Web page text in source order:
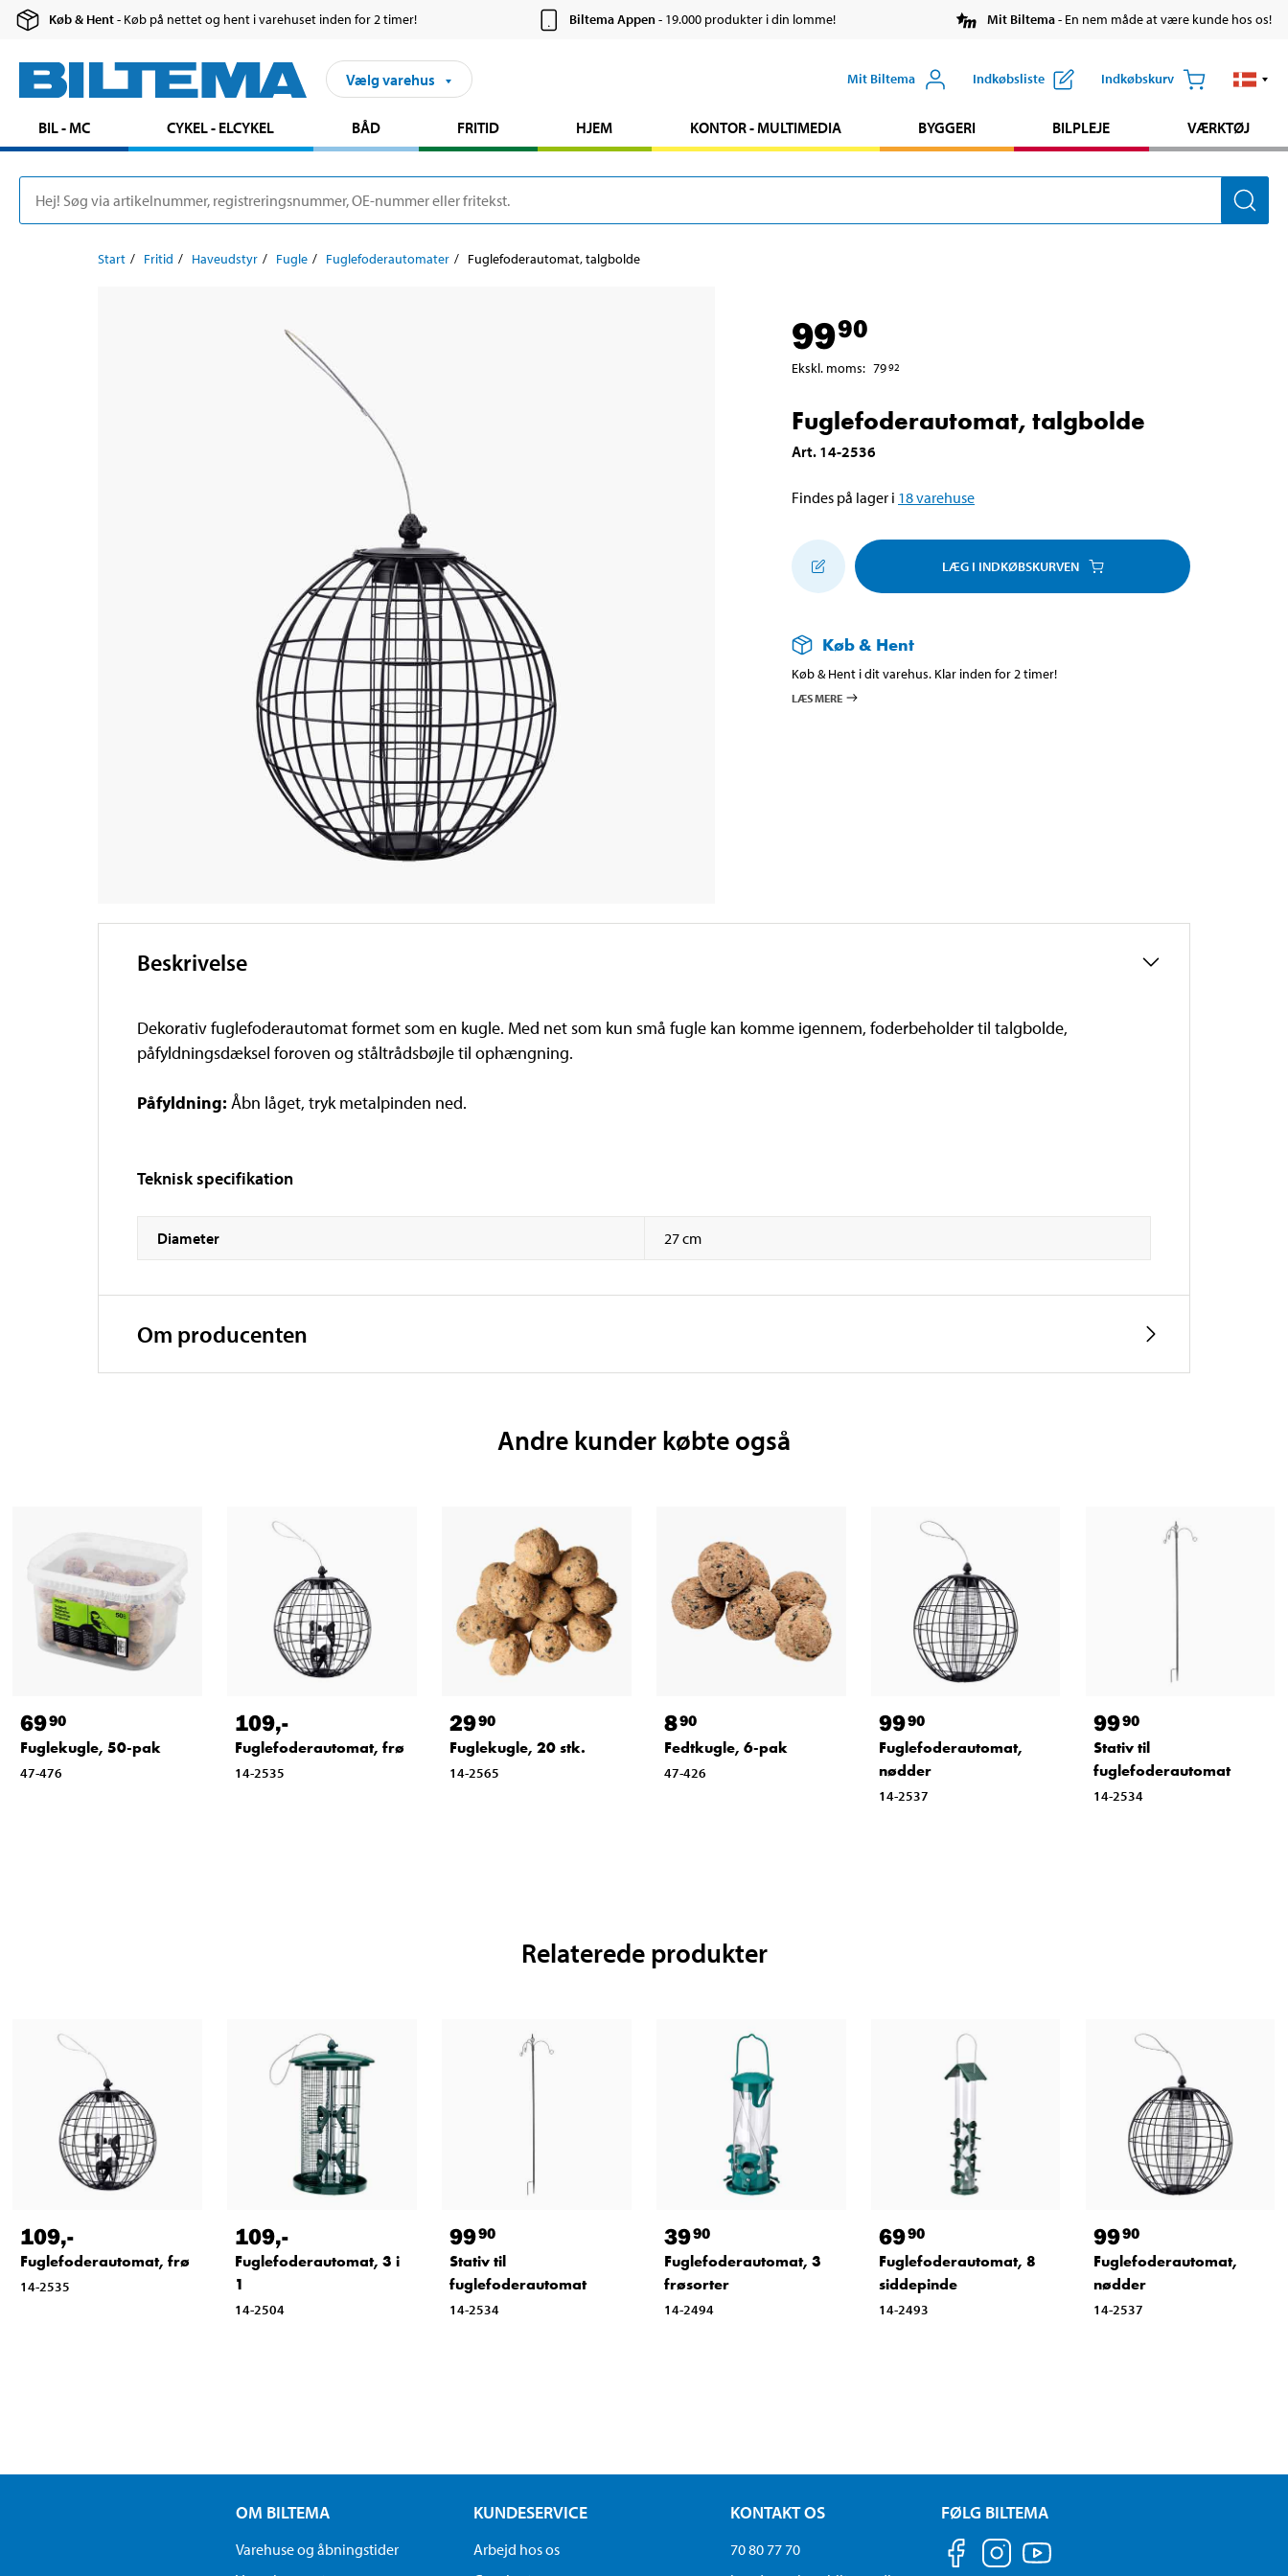
Køb & Hent- Køb på nettet og hent i varehuset inden for 2 timer! Biltema Appen- 19.000 produkter i din lomme! Mit Biltema- En nem måde at være kunde hos os!
Vælg varehus Mit Biltema Indkøbsliste Indkøbskurv
BIL - MC CYKEL - ELCYKEL BÅD FRITID HJEM KONTOR - MULTIMEDIA BYGGERI BILPLEJE VÆRKTØJ
Start Fritid Haveudstyr Fugle Fuglefoderautomater Fuglefoderautomat, talgbolde
9990
Ekskl. moms: 7992
Fuglefoderautomat, talgbolde
Art. 14-2536
Findes på lager i 18varehuse
LÆG I INDKØBSKURVEN
Køb & Hent
Køb & Hent i dit varehus. Klar inden for 2 timer!
LÆS MERE
Beskrivelse
Dekorativ fuglefoderautomat formet som en kugle. Med net som kun små fugle kan komme igennem, foderbeholder til talgbolde,
påfyldningsdæksel foroven og ståltrådsbøjle til ophængning.
Påfyldning: Åbn låget, tryk metalpinden ned.
Teknisk specifikation
Diameter 27 cm
Om producenten
Andre kunder købte også
6990
Fuglekugle, 50-pak
47-476
109,-
Fuglefoderautomat, frø
14-2535
2990
Fuglekugle, 20 stk.
14-2565
890
Fedtkugle, 6-pak
47-426
9990
Fuglefoderautomat,
nødder
14-2537
9990
Stativ til
fuglefoderautomat
14-2534
Relaterede produkter
109,-
Fuglefoderautomat, frø
14-2535
109,-
Fuglefoderautomat, 3 i
1
14-2504
9990
Stativ til
fuglefoderautomat
14-2534
3990
Fuglefoderautomat, 3
frøsorter
14-2494
6990
Fuglefoderautomat, 8
siddepinde
14-2493
9990
Fuglefoderautomat,
nødder
14-2537
OM BILTEMA
Varehuse og åbningstider
KUNDESERVICE
Arbejd hos os
KONTAKT OS
70 80 77 70
FØLG BILTEMA